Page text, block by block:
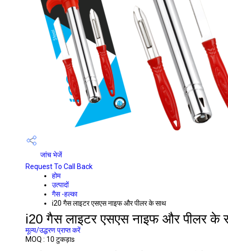
जांच भेजें
Request To Call Back
होम
उत्पादों
गैस -हल्का
i20 गैस लाइटर एसएस नाइफ और पीलर के साथ
i20 गैस लाइटर एसएस नाइफ और पीलर के
मूल्य/उद्धरण प्राप्त करें
MOQ : 10 टुकड़ाs